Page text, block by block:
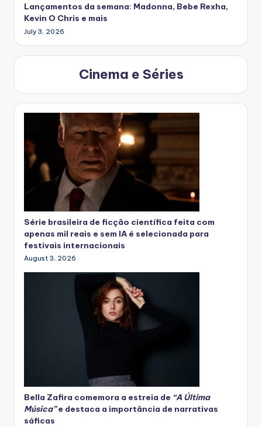
Lançamentos da semana: Madonna, Bebe Rexha,
Kevin O Chris e mais
July 3, 2026
Cinema e Séries
Série brasileira de ficção científica feita com
apenas mil reais e sem IA é selecionada para
festivais internacionais
August 3, 2026
Bella Zafira comemora a estreia de “A Última
Música”e destaca a importância de narrativas
sáficas